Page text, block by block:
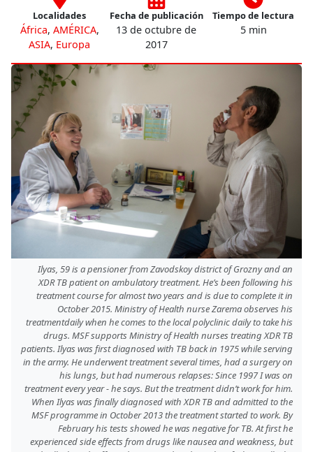
Localidades
África, AMÉRICA,
ASIA, Europa
Fecha de publicación
13 de octubre de
2017
Tiempo de lectura
5 min
Ilyas, 59 is a pensioner from Zavodskoy district of Grozny and an
XDR TB patient on ambulatory treatment. He’s been following his
treatment course for almost two years and is due to complete it in
October 2015. Ministry of Health nurse Zarema observes his
treatmentdaily when he comes to the local polyclinic daily to take his
drugs. MSF supports Ministry of Health nurses treating XDR TB
patients. Ilyas was first diagnosed with TB back in 1975 while serving
in the army. He underwent treatment several times, had a surgery on
his lungs, but had numerous relapses: Since 1997 I was on
treatment every year - he says. But the treatment didn’t work for him.
When Ilyas was finally diagnosed with XDR TB and admitted to the
MSF programme in October 2013 the treatment started to work. By
February his tests showed he was negative for TB. At first he
experienced side effects from drugs like nausea and weakness, but